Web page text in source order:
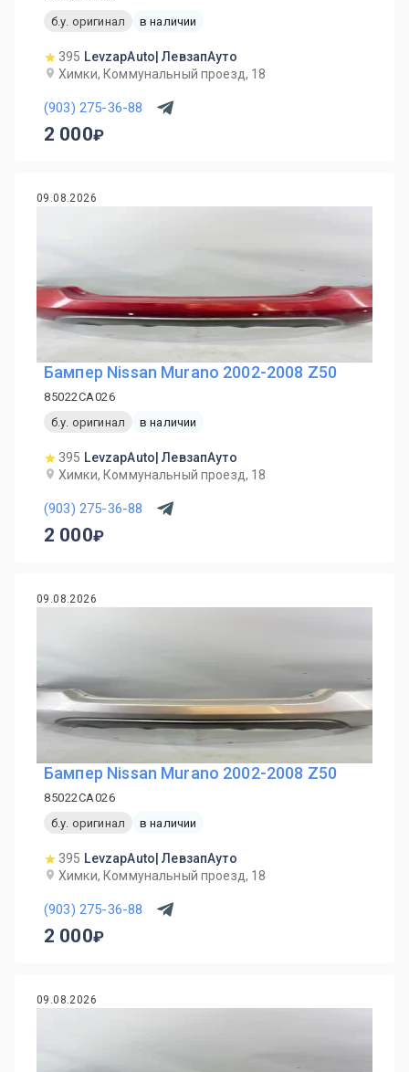
б.у. оригинал
в наличии
395 LevzapAuto| ЛевзапАуто
Химки, Коммунальный проезд, 18
(903) 275-36-88
2 000
09.08.2026
Бампер Nissan Murano 2002-2008 Z50
85022CA026
б.у. оригинал
в наличии
395 LevzapAuto| ЛевзапАуто
Химки, Коммунальный проезд, 18
(903) 275-36-88
2 000
09.08.2026
Бампер Nissan Murano 2002-2008 Z50
85022CA026
б.у. оригинал
в наличии
395 LevzapAuto| ЛевзапАуто
Химки, Коммунальный проезд, 18
(903) 275-36-88
2 000
09.08.2026